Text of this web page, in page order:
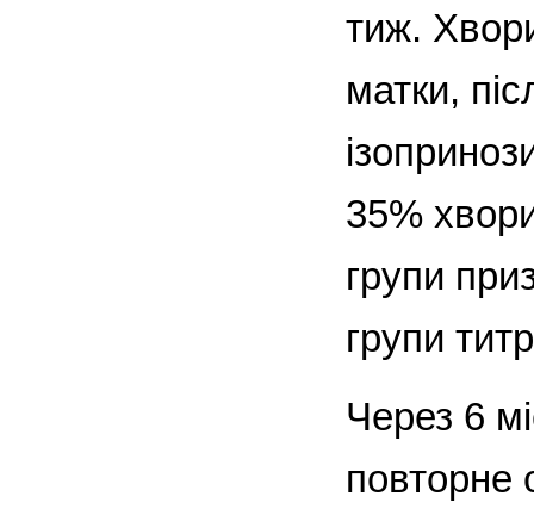
тиж.
матки,
35%
групи
групи
Через 6